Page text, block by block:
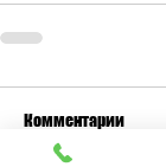
Комментарии